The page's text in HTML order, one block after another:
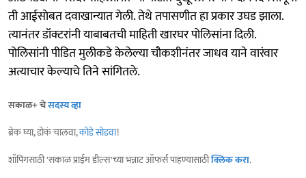
ती आईसाेबत दवाखान्यात गेली. तेथे तपासणीत हा प्रकार उघड झाला.
त्यानंतर डॉक्टरांनी याबाबतची माहिती खारघर पोलिसांना दिली.
पोलिसांनी पीडित मुलीकडे केलेल्या चाैकशीनंतर जाधव याने वारंवार
अत्याचार केल्याचे तिने सांगितले.
सकाळ+ चेसदस्य व्हा
ब्रेक घ्या, डोकं चालवा,कोडे सोडवा!
शॉपिंगसाठी 'सकाळ प्राईम डील्स'च्या भन्नाट ऑफर्स पाहण्यासाठीक्लिक करा.